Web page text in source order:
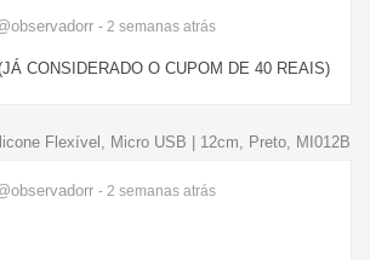
- 2 semanas atrás
CONSIDERADO O CUPOM DE 40 REAIS)
Flexível, Micro USB | 12cm, Preto, MI012B
- 2 semanas atrás